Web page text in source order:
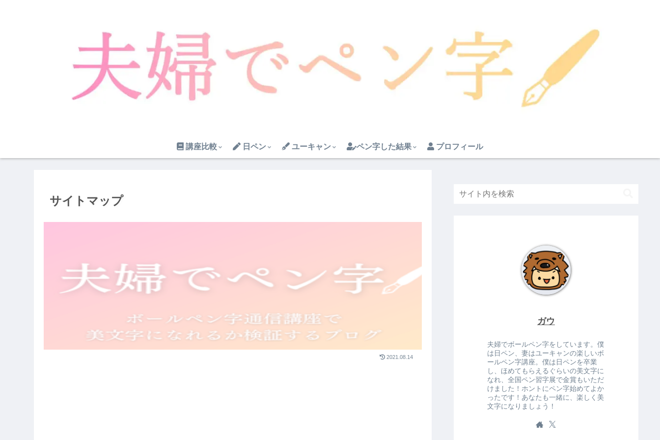
講座比較 日ペン ユーキャン ペン字した結果 プロフィール
サイトマップ
2021.08.14
ガウ
夫婦でボールペン字をしています。僕
は日ペン、妻はユーキャンの楽しいボ
ールペン字講座。僕は日ペンを卒業
し、ほめてもらえるぐらいの美文字に
なれ、全国ペン習字展で金賞もいただ
けました！ホントにペン字始めてよか
ったです！あなたも一緒に、楽しく美
文字になりましょう！